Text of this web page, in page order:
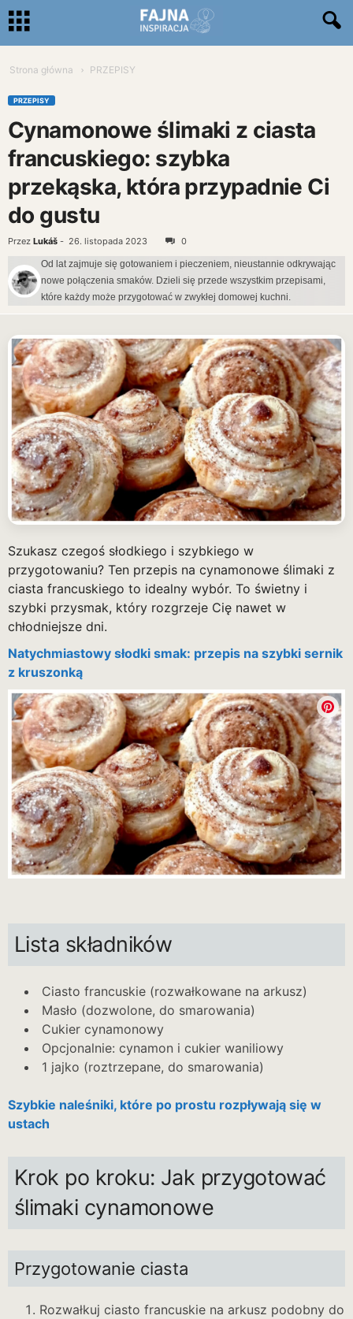
Strona główna PRZEPISY
PRZEPISY
Cynamonowe ślimaki z ciasta
francuskiego: szybka
przekąska, która przypadnie Ci
do gustu
Przez Lukáš - 26. listopada 2023 0
Od lat zajmuje się gotowaniem i pieczeniem, nieustannie odkrywając
nowe połączenia smaków. Dzieli się przede wszystkim przepisami,
które każdy może przygotować w zwykłej domowej kuchni.
Szukasz czegoś słodkiego i szybkiego w
przygotowaniu? Ten przepis na cynamonowe ślimaki z
ciasta francuskiego to idealny wybór. To świetny i
szybki przysmak, który rozgrzeje Cię nawet w
chłodniejsze dni.
Natychmiastowy słodki smak: przepis na szybki sernik
z kruszonką
Lista składników
Ciasto francuskie (rozwałkowane na arkusz)
Masło (dozwolone, do smarowania)
Cukier cynamonowy
Opcjonalnie: cynamon i cukier waniliowy
1 jajko (roztrzepane, do smarowania)
Szybkie naleśniki, które po prostu rozpływają się w
ustach
Krok po kroku: Jak przygotować
ślimaki cynamonowe
Przygotowanie ciasta
Rozwałkuj ciasto francuskie na arkusz podobny do